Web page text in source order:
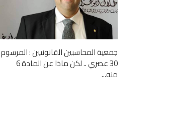
جمعية المحاسبين القانونيين : المرسوم
30 عصري .. لكن ماذا عن المادة 6
منه...